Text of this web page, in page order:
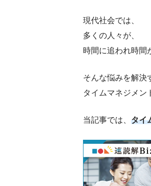
現代社会では、
多くの人々が、
時間に追われ時間
そんな悩みを解決
タイムマネジメン
当記事では、 タイ